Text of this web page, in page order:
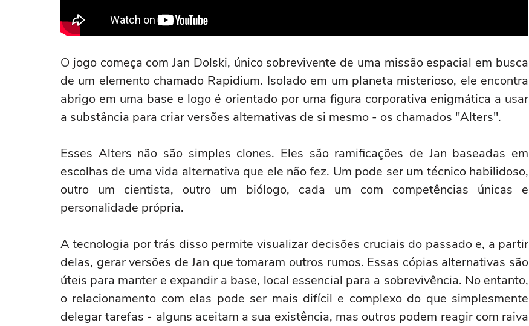
O jogo começa com Jan Dolski, único sobrevivente de uma missão espacial em busca
de um elemento chamado Rapidium. Isolado em um planeta misterioso, ele encontra
abrigo em uma base e logo é orientado por uma figura corporativa enigmática a usar
a substância para criar versões alternativas de si mesmo - os chamados "Alters".
Esses Alters não são simples clones. Eles são ramificações de Jan baseadas em
escolhas de uma vida alternativa que ele não fez. Um pode ser um técnico habilidoso,
outro um cientista, outro um biólogo, cada um com competências únicas e
personalidade própria.
A tecnologia por trás disso permite visualizar decisões cruciais do passado e, a partir
delas, gerar versões de Jan que tomaram outros rumos. Essas cópias alternativas são
úteis para manter e expandir a base, local essencial para a sobrevivência. No entanto,
o relacionamento com elas pode ser mais difícil e complexo do que simplesmente
delegar tarefas - alguns aceitam a sua existência, mas outros podem reagir com raiva